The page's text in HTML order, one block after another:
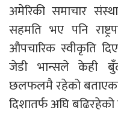
अमेरिकी समाचार
सहमति भए पनि
औपचारिक स्वीकृति
जेडी भान्सले केही
छलफलमै रहेको बताएका
दिशातर्फ अघि